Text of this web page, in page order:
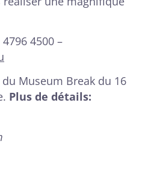
4500 –
Museum Break du 16
Plus de détails: